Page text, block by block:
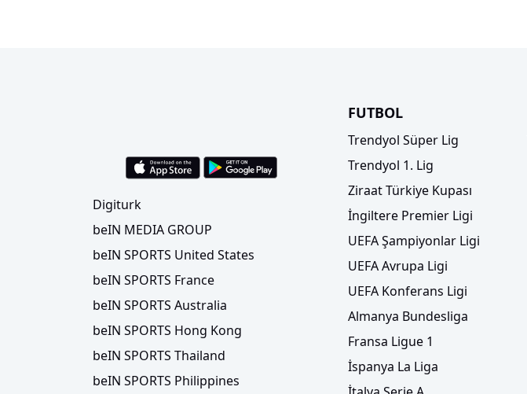
Digiturk
beIN MEDIA GROUP
beIN SPORTS United States
beIN SPORTS France
beIN SPORTS Australia
beIN SPORTS Hong Kong
beIN SPORTS Thailand
beIN SPORTS Philippines
FUTBOL
Trendyol Süper Lig
Trendyol 1. Lig
Ziraat Türkiye Kupası
İngiltere Premier Ligi
UEFA Şampiyonlar Ligi
UEFA Avrupa Ligi
UEFA Konferans Ligi
Almanya Bundesliga
Fransa Ligue 1
İspanya La Liga